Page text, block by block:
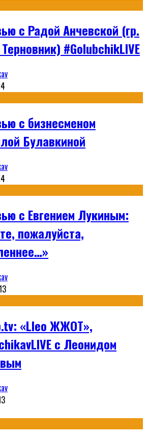
с Радой Анчевской (гр.
#GolubchikLIVE
с бизнесменом
Булавкиной
с Евгением Лукиным:
пожалуйста,
«Lleo ЖЖОТ»,
с Леонидом